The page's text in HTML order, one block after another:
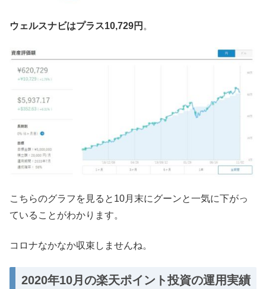
ウェルスナビはプラス10,729円 。
こちらのグラフを見ると10月末にグーンと一気に下がっ
ていることがわかります。
コロナなかなか収束しませんね。
2020年10月の楽天ポイント投資の運用実績